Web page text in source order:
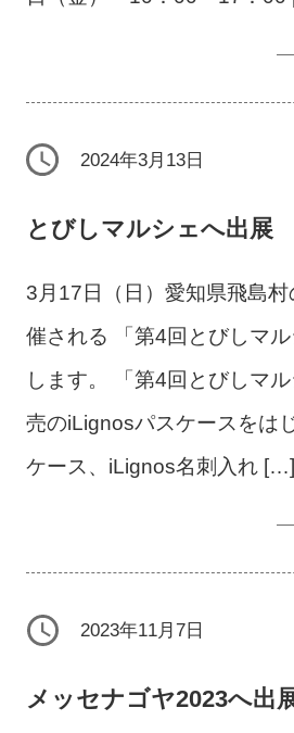
2024年3月13日
とびしマルシェへ出展
3月17日（日）愛知県飛島
催される 「第4回とびしマ
します。 「第4回とびしマ
売のiLignosパスケースをは
ケース、iLignos名刺入れ […]
2023年11月7日
メッセナゴヤ2023へ出